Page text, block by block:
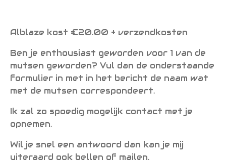
Alblaze kost €20.00 + verzendkosten
Ben je enthousiast geworden voor 1 van de
mutsen geworden? Vul dan de onderstaande
formulier in met in het bericht de naam wat
met de mutsen correspondeert.
Ik zal zo spoedig mogelijk contact met je
opnemen.
Wil je snel een antwoord dan kan je mij
uiteraard ook bellen of mailen.